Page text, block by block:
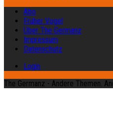
Abo
Früher Vogel
Über The Germanz
Impressum
Datenschutz
Login
The Germanz - Andere Themen.